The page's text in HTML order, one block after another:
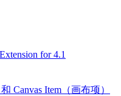
for 4.1
Canvas Item（画布项）